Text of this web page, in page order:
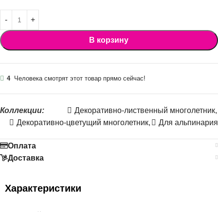
В корзину
4 Человека смотрят этот товар прямо сейчас!
Коллекции: Декоративно-лиственный многолетник,
Декоративно-цветущий многолетник, Для альпинария
Оплата
Доставка
Характеристики